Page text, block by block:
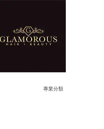
專業分類